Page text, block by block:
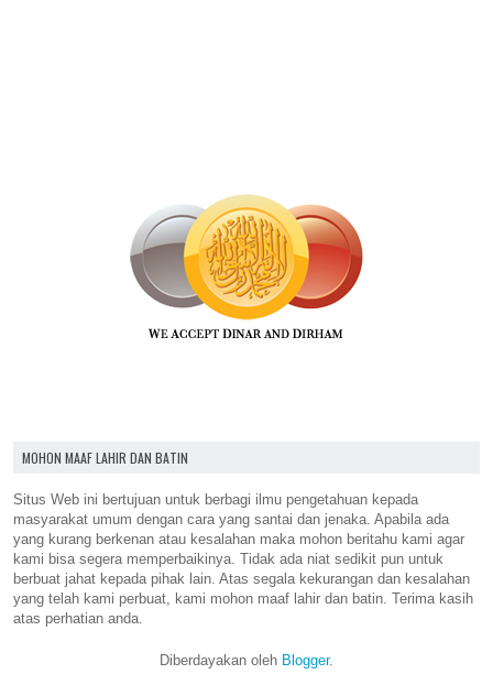
MOHON MAAF LAHIR DAN BATIN
Situs Web ini bertujuan untuk berbagi ilmu pengetahuan kepada
masyarakat umum dengan cara yang santai dan jenaka. Apabila ada
yang kurang berkenan atau kesalahan maka mohon beritahu kami agar
kami bisa segera memperbaikinya. Tidak ada niat sedikit pun untuk
berbuat jahat kepada pihak lain. Atas segala kekurangan dan kesalahan
yang telah kami perbuat, kami mohon maaf lahir dan batin. Terima kasih
atas perhatian anda.
Diberdayakan oleh Blogger.